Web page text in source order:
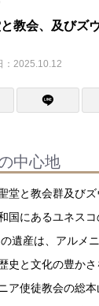
教会、及びズ
：2025.10.12
中心地
堂と教会群及び
国にあるユネスコ
遺産は、アルメ
史と文化の豊か
ア使徒教会の総